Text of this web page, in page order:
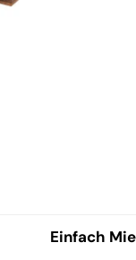
Einfach